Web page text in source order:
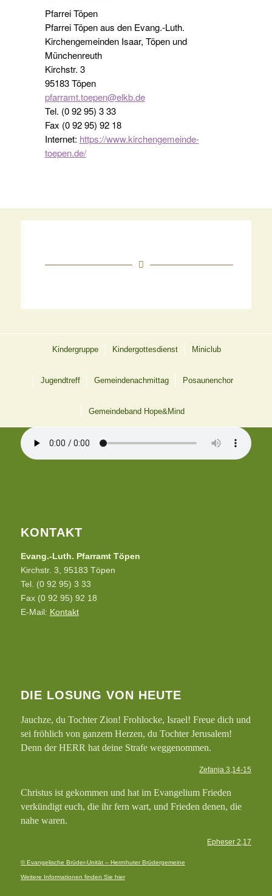
Pfarrei Töpen
Pfarrei Töpen aus den Evang.-Luth.
Kirchengemeinden Isaar, Töpen und
Münchenreuth
Kirchstr. 3
95183 Töpen
pfarramt.toepen@elkb.de
Tel. (0 92 95) 3 33
Fax (0 92 95) 92 18
Internet: https://www.kirchengemeinde-
toepen.de/
Kindergruppe Kindergottesdienst Miniclub
Jugendtreff Gemeindenachmittag Posaunenchor
Gemeindeband Hope&Mind
12 UHR LÄUTEN AUS TÖPEN
KONTAKT
Evang.-Luth. Pfarramt Töpen
Kirchstr. 3, 95183 Töpen
Tel. (0 92 95) 3 33
Fax (0 92 95) 92 18
E-Mail: Kontakt
DIE LOSUNG VON HEUTE
Jauchze, du Tochter Zion! Frohlocke, Israel! Freue dich und
sei fröhlich von ganzem Herzen, du Tochter Jerusalem!
Denn der HERR hat deine Strafe weggenommen.
Zefanja 3,14-15
Christus ist gekommen und hat im Evangelium Frieden
verkündigt euch, die ihr fern wart, und Frieden denen, die
nahe waren.
Epheser 2,17
© Evangelische Brüder-Unität – Herrnhuter Brüdergemeine
Weitere Informationen finden Sie hier